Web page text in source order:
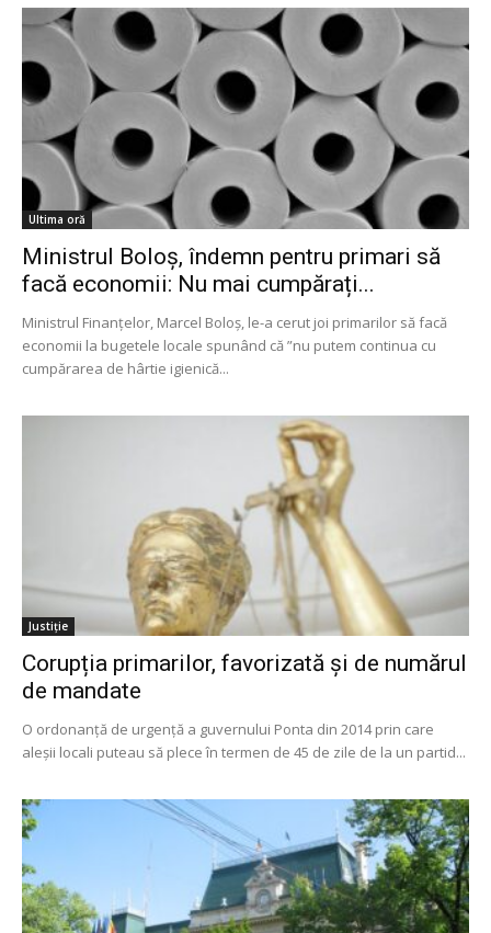
Ultima oră
Ministrul Boloș, îndemn pentru primari să
facă economii: Nu mai cumpărați...
Ministrul Finanțelor, Marcel Boloș, le-a cerut joi primarilor să facă
economii la bugetele locale spunând că ”nu putem continua cu
cumpărarea de hârtie igienică...
Justiție
Corupția primarilor, favorizată și de numărul
de mandate
O ordonanță de urgență a guvernului Ponta din 2014 prin care
aleșii locali puteau să plece în termen de 45 de zile de la un partid...